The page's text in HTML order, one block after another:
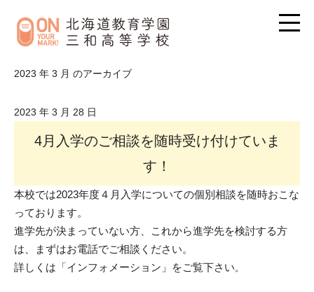
2023 年 3 月 のアーカイブ
2023 年 3 月 28 日
4月入学のご相談を随時受け付けていま
す！
本校では2023年度４月入学についての個別相談を随時おこな
っております。
進学先が決まっていない方、これから進学先を検討する方
は、まずはお電話でご相談ください。
詳しくは「インフォメーション」をご覧下さい。